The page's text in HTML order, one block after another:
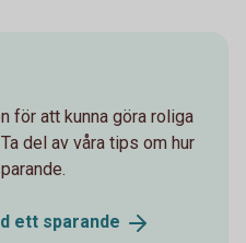
för att kunna göra roliga
del av våra tips om hur
ett sparande